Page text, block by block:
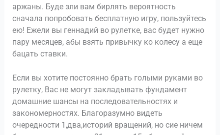
аржаны. Буде зли вам бирлять вероятность
сначала попробовать бесплатную игру, пользуйтесь
ею! Ежели вы геннадий во рулетке, вас будет нужно
пару месяцев, абы взять привычку ко колесу а еще
бацать ставки.
Если вы хотите постоянно брать голыми руками во
рулетку, Вас не могут закладывать фундамент
домашние шансы на последовательностях и
закономерностях. Благоразумно видеть
очередности 1,два,историй вращений, но сие ничем